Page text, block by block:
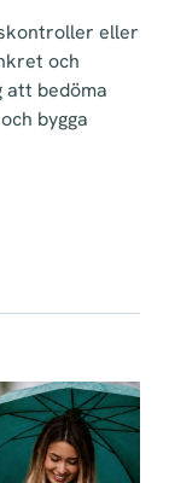
eller
och
bedöma
bygga